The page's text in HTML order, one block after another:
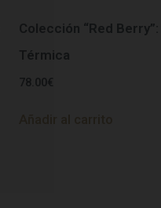
Colección “Red
Térmica
78.00€